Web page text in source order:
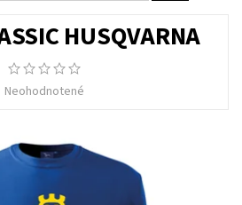
HUSQVARNA
Neohodnotené